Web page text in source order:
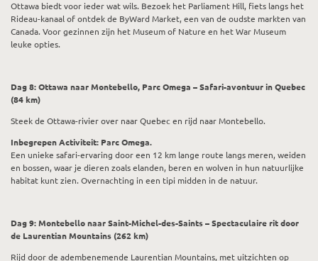
Ottawa biedt voor ieder wat wils. Bezoek het Parliament Hill, fiets langs het
Rideau-kanaal of ontdek de ByWard Market, een van de oudste markten van
Canada. Voor gezinnen zijn het Museum of Nature en het War Museum
leuke opties.
Dag 8: Ottawa naar Montebello, Parc Omega – Safari-avontuur in Quebec
(84 km)
Steek de Ottawa-rivier over naar Quebec en rijd naar Montebello.
Inbegrepen Activiteit: Parc Omega.
Een unieke safari-ervaring door een 12 km lange route langs meren, weiden
en bossen, waar je dieren zoals elanden, beren en wolven in hun natuurlijke
habitat kunt zien. Overnachting in een tipi midden in de natuur.
Dag 9: Montebello naar Saint-Michel-des-Saints – Spectaculaire rit door
de Laurentian Mountains (262 km)
Rijd door de adembenemende Laurentian Mountains, met uitzichten op